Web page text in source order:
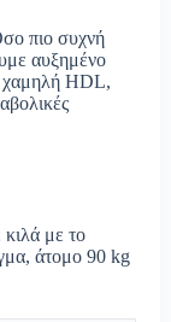
πιο συχνή
αυξημένο
χαμηλή HDL,
με το
άτομο 90 kg